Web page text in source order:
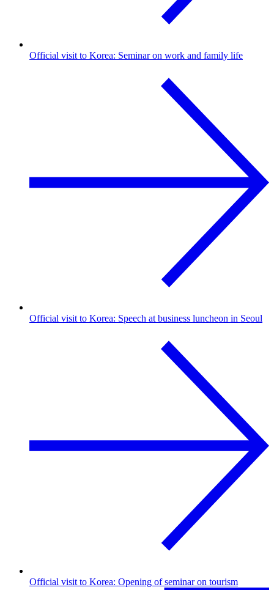
Official visit to Korea: Seminar on work and family life
Official visit to Korea: Speech at business luncheon in Seoul
Official visit to Korea: Opening of seminar on tourism